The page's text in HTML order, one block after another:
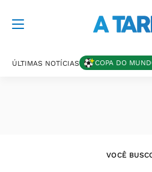
ÚLTIMAS NOTÍCIAS COPA DO
VOCÊ